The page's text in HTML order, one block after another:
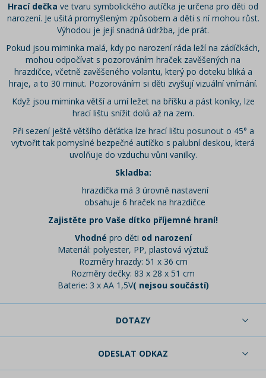
Hrací dečka ve tvaru symbolického autíčka je určena pro děti od
narození. Je ušitá promyšleným způsobem a děti s ní mohou růst.
Výhodou je její snadná údržba, jde prát.
Pokud jsou miminka malá, kdy po narození ráda leží na zádíčkách,
mohou odpočívat s pozorováním hraček zavěšených na
hrazdičce, včetně zavěšeného volantu, který po doteku bliká a
hraje, a to 30 minut. Pozorováním si děti zvyšují vizuální vnímání.
Když jsou miminka větší a umí ležet na bříšku a pást koníky, lze
hrací lištu snížit dolů až na zem.
Při sezení ještě většího děťátka lze hrací lištu posunout o 45° a
vytvořit tak pomyslné bezpečné autíčko s palubní deskou, která
uvolňuje do vzduchu vůni vanilky.
Skladba:
hrazdička má 3 úrovně nastavení
obsahuje 6 hraček na hrazdičce
Zajistěte pro Vaše dítko příjemné hraní!
Vhodné pro děti od narození
Materiál: polyester, PP, plastová výztuž
Rozměry hrazdy: 51 x 36 cm
Rozměry dečky: 83 x 28 x 51 cm
Baterie: 3 x AA 1,5V( nejsou součástí)
DOTAZY
ODESLAT ODKAZ